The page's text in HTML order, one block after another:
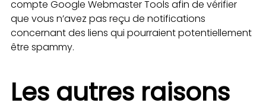
compte Google Webmaster Tools afin de vérifier
que vous n’avez pas reçu de notifications
concernant des liens qui pourraient potentiellement
être spammy.
Les autres raisons